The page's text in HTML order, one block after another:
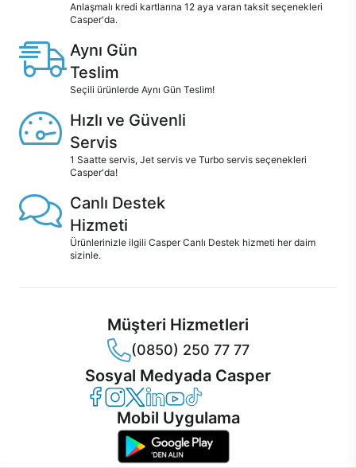
Anlaşmalı kredi kartlarına 12 aya varan taksit seçenekleri
Casper'da.
Aynı Gün
Teslim
Seçili ürünlerde Aynı Gün Teslim!
Hızlı ve Güvenli
Servis
1 Saatte servis, Jet servis ve Turbo servis seçenekleri
Casper'da!
Canlı Destek
Hizmeti
Ürünlerinizle ilgili Casper Canlı Destek hizmeti her daim
sizinle.
Müşteri Hizmetleri
(0850) 250 77 77
Sosyal Medyada Casper
Casper Facebook
Casper Instagram
Casper Twitter
Casper LinkedIn
Casper YouTube
Casper TikTok
Mobil Uygulama